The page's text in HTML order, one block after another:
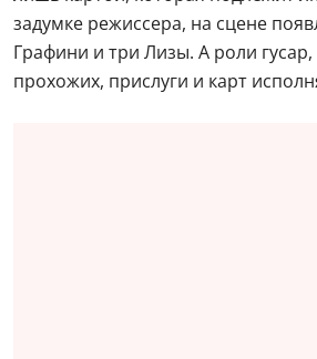
задумке режиссера, на сцене
Графини и три Лизы. А роли
прохожих, прислуги и карт